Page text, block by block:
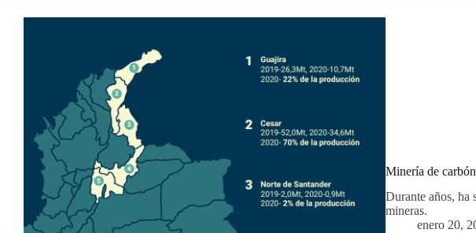
Minería de
Durante años, ha
mineras.
enero 20,